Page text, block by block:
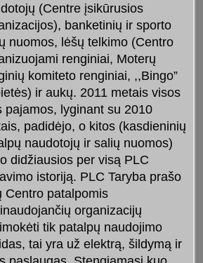
(Centre įsikūrusios
banketinių ir sporto
nuomos, lėšų telkimo (Centro
renginiai, Moterų
komiteto renginiai, ,,Bingo”
ir aukų. 2011 metais visos
pajamos, lyginant su 2010
padidėjo, o kitos (kasdieninių
naudotojų ir salių nuomos)
didžiausios per visą PLC
istoriją. PLC Taryba prašo
Centro patalpomis
organizacijų
tik patalpų naudojimo
tai yra už elektrą, šildymą ir